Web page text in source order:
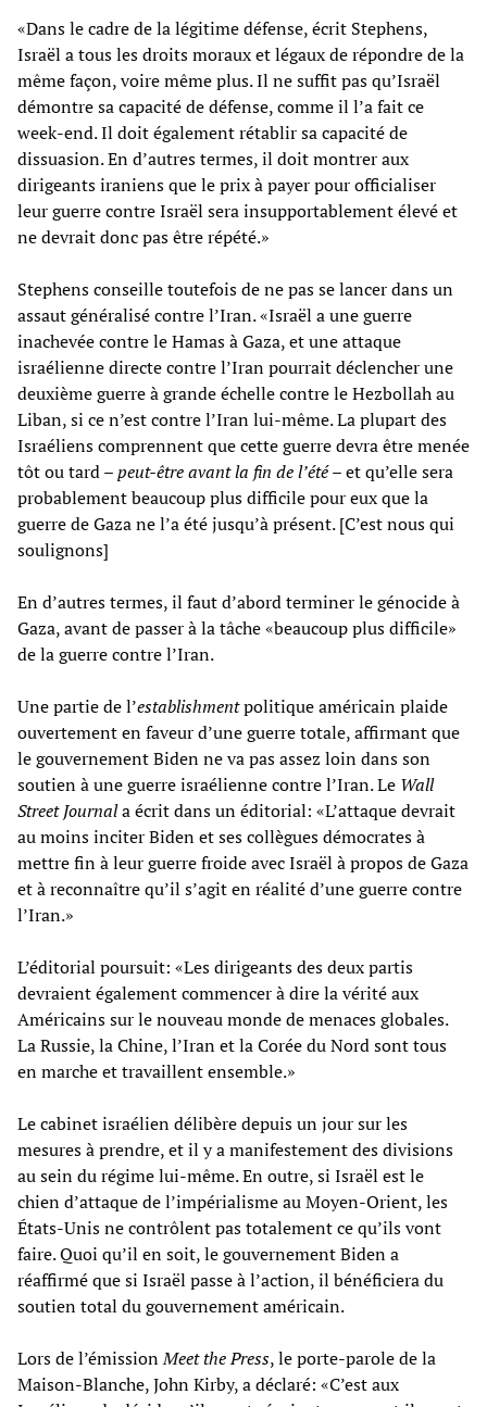
«Dans le cadre de la légitime défense, écrit Stephens,
Israël a tous les droits moraux et légaux de répondre de la
même façon, voire même plus. Il ne suffit pas qu’Israël
démontre sa capacité de défense, comme il l’a fait ce
week-end. Il doit également rétablir sa capacité de
dissuasion. En d’autres termes, il doit montrer aux
dirigeants iraniens que le prix à payer pour officialiser
leur guerre contre Israël sera insupportablement élevé et
ne devrait donc pas être répété.»
Stephens conseille toutefois de ne pas se lancer dans un
assaut généralisé contre l’Iran. «Israël a une guerre
inachevée contre le Hamas à Gaza, et une attaque
israélienne directe contre l’Iran pourrait déclencher une
deuxième guerre à grande échelle contre le Hezbollah au
Liban, si ce n’est contre l’Iran lui-même. La plupart des
Israéliens comprennent que cette guerre devra être menée
tôt ou tard –peut-être avant la fin de l’été– et qu’elle sera
probablement beaucoup plus difficile pour eux que la
guerre de Gaza ne l’a été jusqu’à présent. [C’est nous qui
soulignons]
En d’autres termes, il faut d’abord terminer le génocide à
Gaza, avant de passer à la tâche «beaucoup plus difficile»
de la guerre contre l’Iran.
Une partie de l’establishmentpolitique américain plaide
ouvertement en faveur d’une guerre totale, affirmant que
le gouvernement Biden ne va pas assez loin dans son
soutien à une guerre israélienne contre l’Iran. Le Wall
Street Journala écrit dans un éditorial: «L’attaque devrait
au moins inciter Biden et ses collègues démocrates à
mettre fin à leur guerre froide avec Israël à propos de Gaza
et à reconnaître qu’il s’agit en réalité d’une guerre contre
l’Iran.»
L’éditorial poursuit: «Les dirigeants des deux partis
devraient également commencer à dire la vérité aux
Américains sur le nouveau monde de menaces globales.
La Russie, la Chine, l’Iran et la Corée du Nord sont tous
en marche et travaillent ensemble.»
Le cabinet israélien délibère depuis un jour sur les
mesures à prendre, et il y a manifestement des divisions
au sein du régime lui-même. En outre, si Israël est le
chien d’attaque de l’impérialisme au Moyen-Orient, les
États-Unis ne contrôlent pas totalement ce qu’ils vont
faire. Quoi qu’il en soit, le gouvernement Biden a
réaffirmé que si Israël passe à l’action, il bénéficiera du
soutien total du gouvernement américain.
Lors de l’émissionMeet the Press, le porte-parole de la
Maison-Blanche, John Kirby, a déclaré: «C’est aux